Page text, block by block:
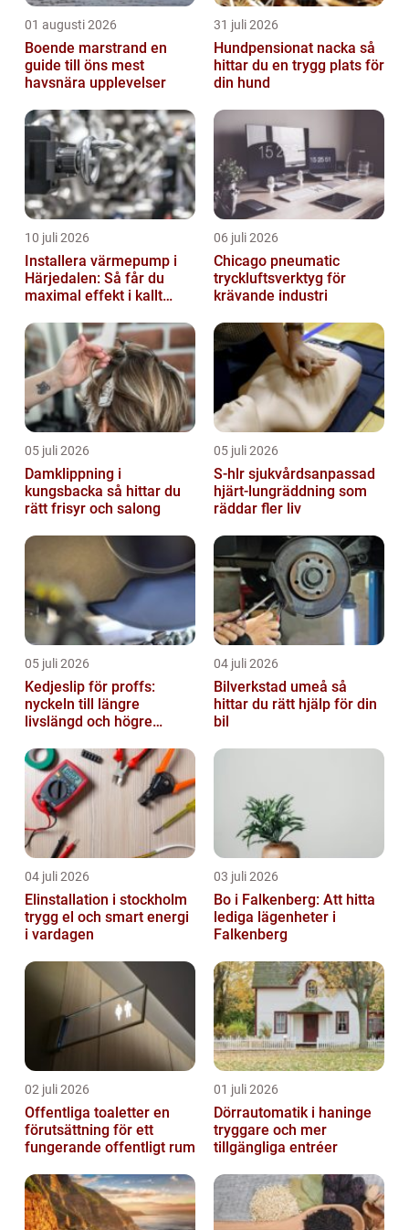
01 augusti 2026
Boende marstrand en
guide till öns mest
havsnära upplevelser
31 juli 2026
Hundpensionat nacka så
hittar du en trygg plats för
din hund
10 juli 2026
Installera värmepump i
Härjedalen: Så får du
maximal effekt i kallt
06 juli 2026
Chicago pneumatic
tryckluftsverktyg för
krävande industri
05 juli 2026
Damklippning i
kungsbacka så hittar du
rätt frisyr och salong
05 juli 2026
S-hlr sjukvårdsanpassad
hjärt-lungräddning som
räddar fler liv
05 juli 2026
Kedjeslip för proffs:
nyckeln till längre
livslängd och högre
04 juli 2026
Bilverkstad umeå så
hittar du rätt hjälp för din
bil
04 juli 2026
Elinstallation i stockholm
trygg el och smart energi
i vardagen
03 juli 2026
Bo i Falkenberg: Att hitta
lediga lägenheter i
Falkenberg
02 juli 2026
Offentliga toaletter en
förutsättning för ett
fungerande offentligt rum
01 juli 2026
Dörrautomatik i haninge
tryggare och mer
tillgängliga entréer